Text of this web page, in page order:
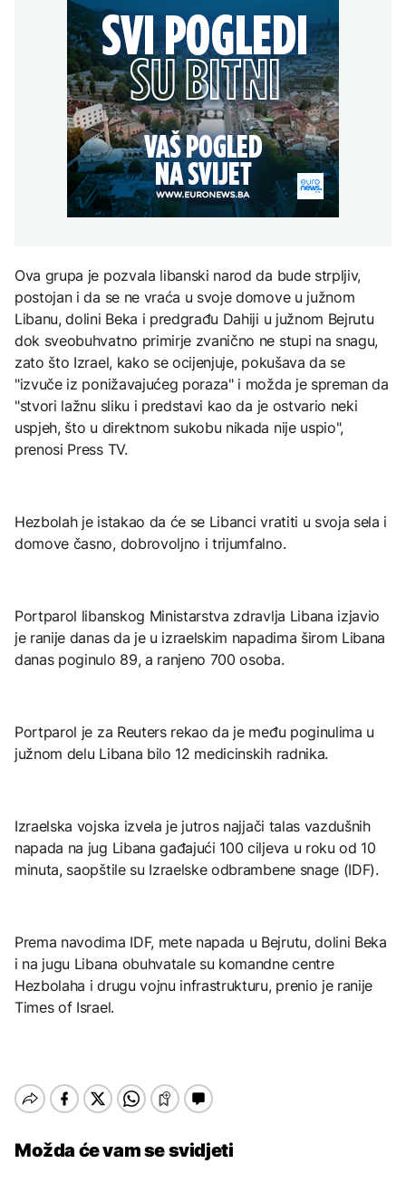
na terenu vatrogasci i Air
Tractori
AKTUELNO
Izbio požar u Grudama:
Gori više od 40 hektara,
na terenu vatrogasci i Air
Tractori
zabrani ulaska na
Kosovo: Nadam da će
odluka biti povučena,
ukoliko je tačna
zakon o sankcijama
Rusiji i državama koje
kupuju njenu naftu i gas
AKTUELNO
Vanredno stanje u
istočnoj Slovačkoj zbog
nestašice vode za piće
Perseidi stiže sredinom
augusta
TEHNOLOGIJA
Istorijska presuda protiv
Mete, zbog ugrožavanja
djece moraju platiti 942
miliona dolara
drevnim piramidama
Meroe u Sudanu
Ova grupa je pozvala libanski narod da bude strpljiv,
postojan i da se ne vraća u svoje domove u južnom
Libanu, dolini Beka i predgrađu Dahiji u južnom Bejrutu
dok sveobuhvatno primirje zvanično ne stupi na snagu,
zato što Izrael, kako se ocijenjuje, pokušava da se
"izvuče iz ponižavajućeg poraza" i možda je spreman da
"stvori lažnu sliku i predstavi kao da je ostvario neki
uspjeh, što u direktnom sukobu nikada nije uspio",
prenosi Press TV.
Hezbolah je istakao da će se Libanci vratiti u svoja sela i
domove časno, dobrovoljno i trijumfalno.
Portparol libanskog Ministarstva zdravlja Libana izjavio
je ranije danas da je u izraelskim napadima širom Libana
danas poginulo 89, a ranjeno 700 osoba.
Portparol je za Reuters rekao da je među poginulima u
južnom delu Libana bilo 12 medicinskih radnika.
Izraelska vojska izvela je jutros najjači talas vazdušnih
napada na jug Libana gađajući 100 ciljeva u roku od 10
minuta, saopštile su Izraelske odbrambene snage (IDF).
Prema navodima IDF, mete napada u Bejrutu, dolini Beka
i na jugu Libana obuhvatale su komandne centre
Hezbolaha i drugu vojnu infrastrukturu, prenio je ranije
Times of Israel.
Možda će vam se svidjeti